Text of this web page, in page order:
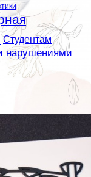
Студентам
нарушениями